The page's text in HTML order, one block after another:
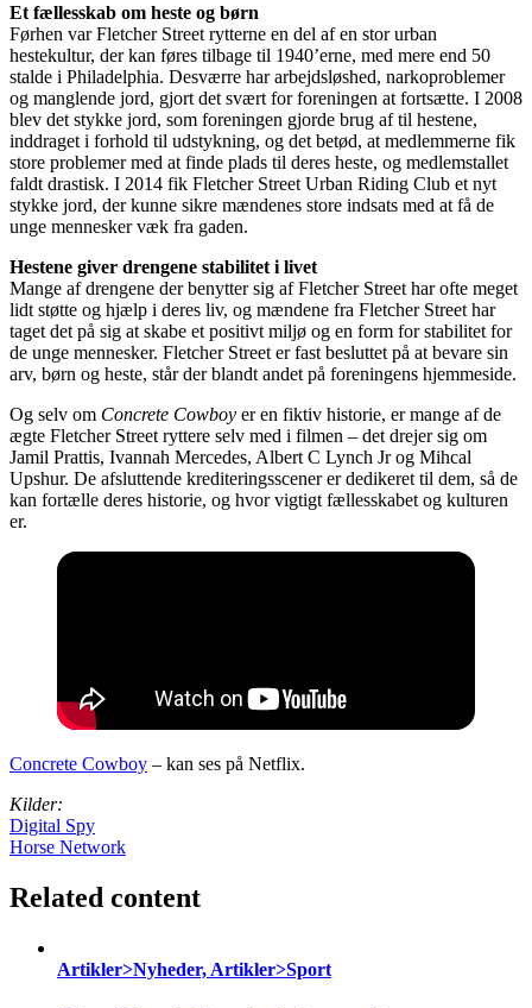
Et fællesskab om heste og børn
Førhen var Fletcher Street rytterne en del af en stor urban
hestekultur, der kan føres tilbage til 1940’erne, med mere end 50
stalde i Philadelphia. Desværre har arbejdsløshed, narkoproblemer
og manglende jord, gjort det svært for foreningen at fortsætte. I 2008
blev det stykke jord, som foreningen gjorde brug af til hestene,
inddraget i forhold til udstykning, og det betød, at medlemmerne fik
store problemer med at finde plads til deres heste, og medlemstallet
faldt drastisk. I 2014 fik Fletcher Street Urban Riding Club et nyt
stykke jord, der kunne sikre mændenes store indsats med at få de
unge mennesker væk fra gaden.
Hestene giver drengene stabilitet i livet
Mange af drengene der benytter sig af Fletcher Street har ofte meget
lidt støtte og hjælp i deres liv, og mændene fra Fletcher Street har
taget det på sig at skabe et positivt miljø og en form for stabilitet for
de unge mennesker. Fletcher Street er fast besluttet på at bevare sin
arv, børn og heste, står der blandt andet på foreningens hjemmeside.
Og selv om Concrete Cowboy er en fiktiv historie, er mange af de
ægte Fletcher Street ryttere selv med i filmen – det drejer sig om
Jamil Prattis, Ivannah Mercedes, Albert C Lynch Jr og Mihcal
Upshur. De afsluttende krediteringsscener er dedikeret til dem, så de
kan fortælle deres historie, og hvor vigtigt fællesskabet og kulturen
er.
Concrete Cowboy – kan ses på Netflix.
Kilder:
Digital Spy
Horse Network
Related content
Artikler>Nyheder, Artikler>Sport